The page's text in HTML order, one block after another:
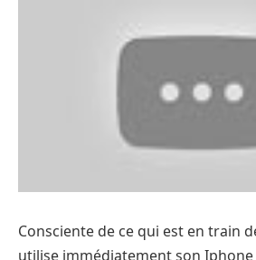
Consciente de ce qui est en train
utilise immédiatement son